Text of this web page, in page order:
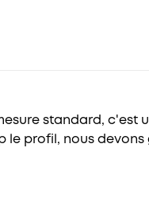
standard, c'est
le profil, nous